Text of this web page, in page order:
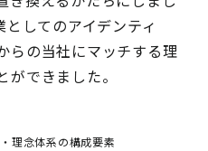
してのアイデンティ
らの当社にマッチする理
できました。
理念体系の構成要素